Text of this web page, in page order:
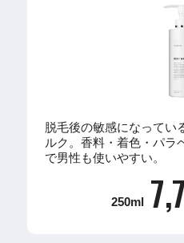
脱毛後の敏感になってい
ルク。香料・着色・パラ
で男性も使いやすい。
250ml